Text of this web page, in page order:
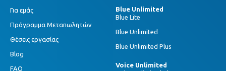
Για εμάς
Πρόγραμμα Μεταπωλητών
Θέσεις εργασίας
Blog
FAQ
Blue Unlimited
Blue Lite
Blue Unlimited
Blue Unlimited Plus
Voice Unlimited